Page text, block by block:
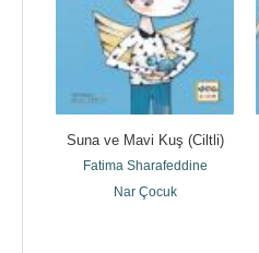
Suna ve Mavi Kuş (Ciltli)
Fatima Sharafeddine
Nar Çocuk